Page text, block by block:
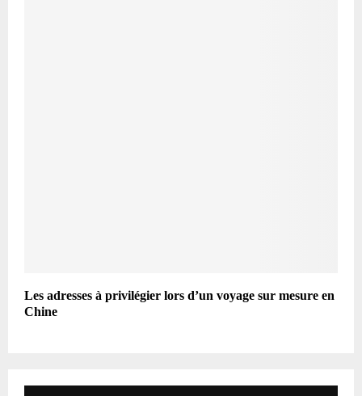
Les adresses à privilégier lors d’un voyage sur mesure en
Chine